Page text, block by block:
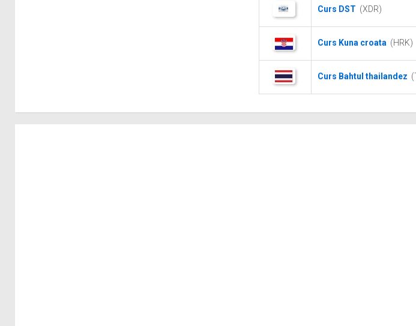
Curs DST (XDR)
Curs Kuna croata (HRK)
Curs Bahtul thailandez